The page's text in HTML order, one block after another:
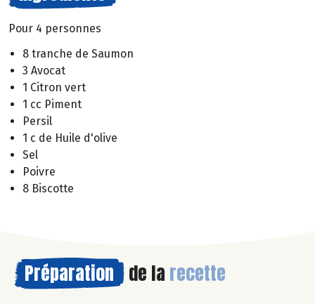
Pour 4 personnes
8 tranche de Saumon
3 Avocat
1 Citron vert
1 cc Piment
Persil
1 c de Huile d'olive
Sel
Poivre
8 Biscotte
Préparation de la recette